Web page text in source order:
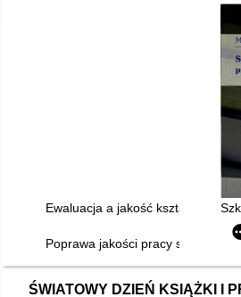
Ewaluacja a jakość kształcenia w
Poprawa jakości pracy szkoły :
ŚWIATOWY DZIEŃ KSIĄŻKI I